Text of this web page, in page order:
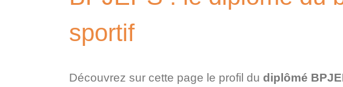
sportif
Découvrez sur cette page le profil du diplômé